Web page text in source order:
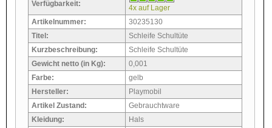
Verfügbarkeit:
4x auf Lager
Artikelnummer:
30235130
Titel:
Schleife Schultüte
Kurzbeschreibung:
Schleife Schultüte
Gewicht netto (in Kg):
0,001
Farbe:
gelb
Hersteller:
Playmobil
Artikel Zustand:
Gebrauchtware
Kleidung:
Hals